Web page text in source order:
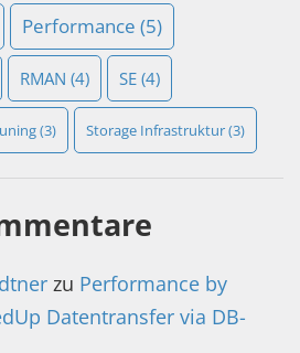
Performance (5)
RMAN (4) SE (4)
(3) Storage Infrastruktur(3)
zu Performance by
Datentransfer via DB-